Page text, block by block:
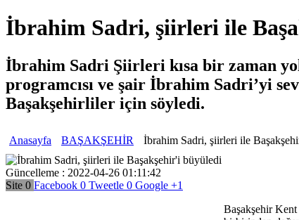
İbrahim Sadri, şiirleri ile
İbrahim Sadri Şiirleri kısa bir zaman
programcısı ve şair İbrahim Sadri’yi
Başakşehirliler için söyledi.
Anasayfa BAŞAKŞEHİR İbrahim Sadri, şiirleri ile
Güncelleme : 2022-04-26 01:11:42
Site 0 Facebook 0 Tweetle 0 Google +1
Başakşehir